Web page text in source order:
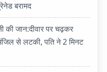
बरामद
की जान:दीवार पर चढ़कर
से लटकी, पति ने 2 मिनट